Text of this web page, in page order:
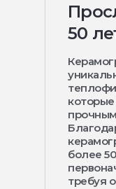
50
более
требуя